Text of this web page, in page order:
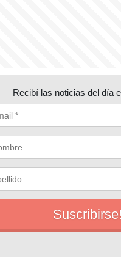
Recibí las noticias del día